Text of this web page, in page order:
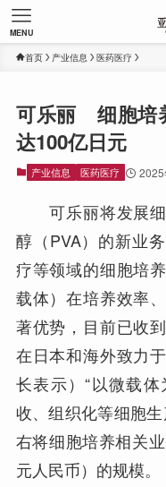
MENU
首页 产业信息 医药医疗
可乐丽 细胞培
达100亿日元
产业信息 医药医疗 2025
可乐丽将发展细
醇（PVA）的新业
疗等领域的细胞培
载体）在培养效率
著优势，目前已收
在日本和海外致力
长表示）“以微载
收、组织化等细胞
右将细胞培养相关
元人民币）的规模。